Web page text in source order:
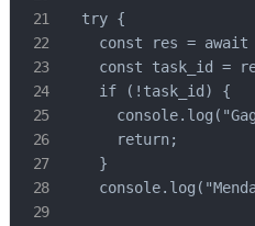
  try {
const res =
const task_id =
    if (!task_id) {
      return;
    }